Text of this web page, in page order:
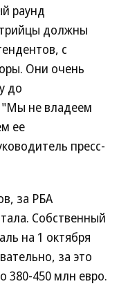
раунд
должны
с
Они очень
до
"Мы не владеем
ее
пресс-
за РБА
Собственный
на 1 октября
за это
380-450 млн евро.